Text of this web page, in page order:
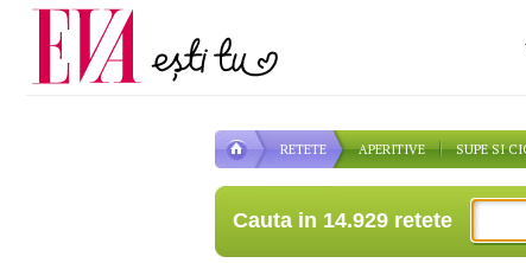
RETETE APERITIVE SUPE SI
Cauta in 14.929 retete
Carieră
Actualitate